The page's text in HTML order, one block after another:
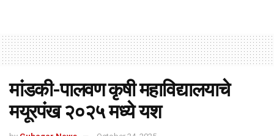
मांडकी-पालवण कृषी महाविद्यालयाचे
मयूरपंख २०२५ मध्ये यश